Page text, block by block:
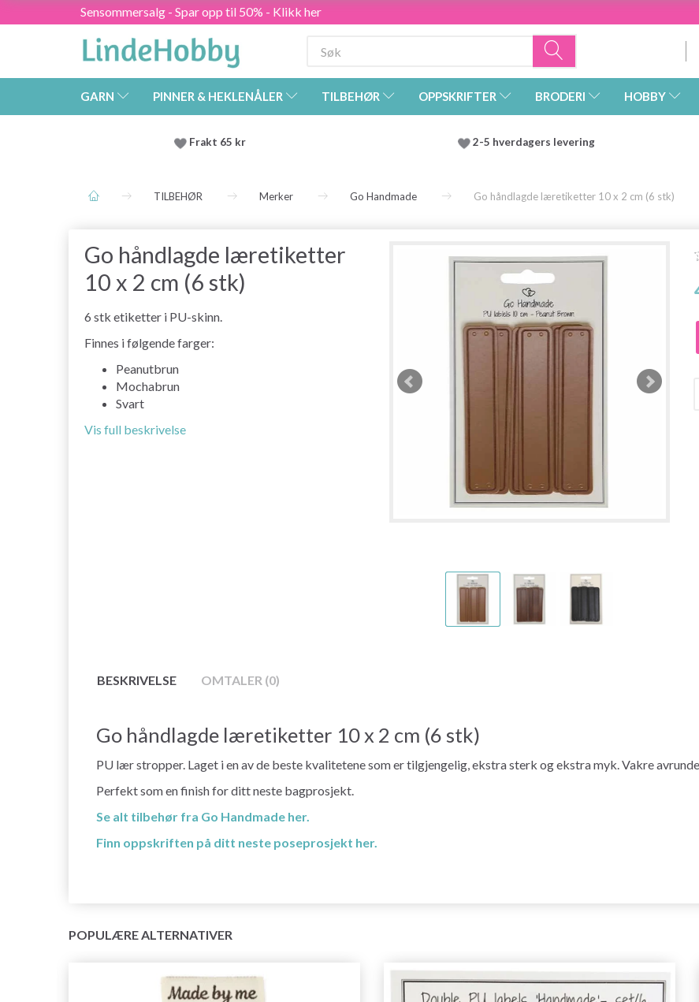
Sensommersalg - Spar opp til 50% - Klikk her
GARN PINNER & HEKLENÅLER TILBEHØR OPPSKRIFTER BRODERI HOBBY
Frakt 65 kr 2-5 hverdagers levering
TILBEHØR Merker Go Handmade Go håndlagde læretiketter 10 x 2 cm (6 stk)
Go håndlagde læretiketter
10 x 2 cm (6 stk)
6 stk etiketter i PU-skinn.
Finnes i følgende farger:
Peanutbrun
Mochabrun
Svart
Vis full beskrivelse
BESKRIVELSE OMTALER (0)
Go håndlagde læretiketter 10 x 2 cm (6 stk)
PU lær stropper. Laget i en av de beste kvalitetene som er tilgjengelig, ekstra sterk og ekstra myk. Vakre
Perfekt som en finish for ditt neste bagprosjekt.
Se alt tilbehør fra Go Handmade her.
Finn oppskriften på ditt neste poseprosjekt her.
POPULÆRE ALTERNATIVER